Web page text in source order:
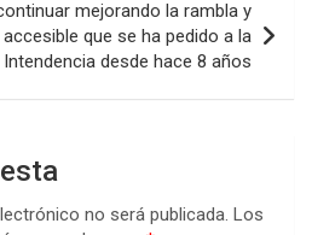
mejorando la rambla y
que se ha pedido a la
Intendencia desde hace 8 años
no será publicada. Los